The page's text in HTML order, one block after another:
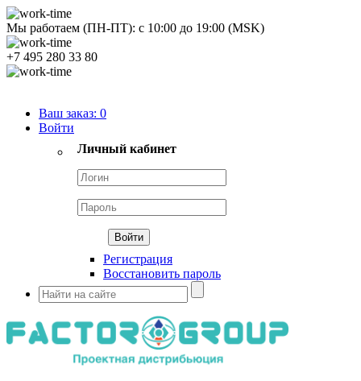
Мы работаем (ПН-ПТ): с 10:00 до 19:00 (MSK)
+7 495 280 33 80
Ваш заказ: 0
Войти
Личный кабинет
Регистрация
Восстановить пароль